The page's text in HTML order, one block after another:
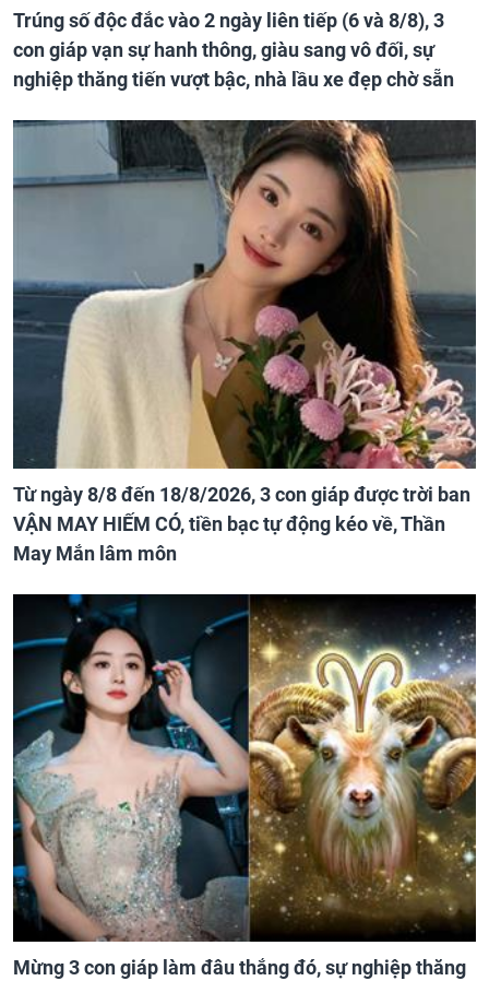
Trúng số độc đắc vào 2 ngày liên tiếp (6 và 8/8), 3
con giáp vạn sự hanh thông, giàu sang vô đối, sự
nghiệp thăng tiến vượt bậc, nhà lầu xe đẹp chờ sẵn
Từ ngày 8/8 đến 18/8/2026, 3 con giáp được trời ban
VẬN MAY HIẾM CÓ, tiền bạc tự động kéo về, Thần
May Mắn lâm môn
Mừng 3 con giáp làm đâu thắng đó, sự nghiệp thăng